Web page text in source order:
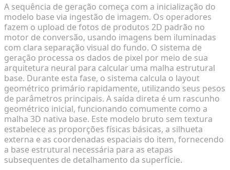
A sequência de geração começa com a inicialização do
modelo base via ingestão de imagem. Os operadores
fazem o upload de fotos de produtos 2D padrão no
motor de conversão, usando imagens bem iluminadas
com clara separação visual do fundo. O sistema de
geração processa os dados de pixel por meio de sua
arquitetura neural para calcular uma malha estrutural
base. Durante esta fase, o sistema calcula o layout
geométrico primário rapidamente, utilizando seus pesos
de parâmetros principais. A saída direta é um rascunho
geométrico inicial, funcionando comumente como a
malha 3D nativa base. Este modelo bruto sem textura
estabelece as proporções físicas básicas, a silhueta
externa e as coordenadas espaciais do item, fornecendo
a base estrutural necessária para as etapas
subsequentes de detalhamento da superfície.